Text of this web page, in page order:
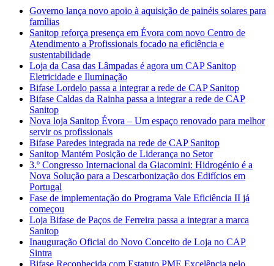
Governo lança novo apoio à aquisição de painéis solares para
famílias
Sanitop reforça presença em Évora com novo Centro de
Atendimento a Profissionais focado na eficiência e
sustentabilidade
Loja da Casa das Lâmpadas é agora um CAP Sanitop
Eletricidade e Iluminação
Bifase Lordelo passa a integrar a rede de CAP Sanitop
Bifase Caldas da Rainha passa a integrar a rede de CAP
Sanitop
Nova loja Sanitop Évora – Um espaço renovado para melhor
servir os profissionais
Bifase Paredes integrada na rede de CAP Sanitop
Sanitop Mantém Posição de Liderança no Setor
3.º Congresso Internacional da Giacomini: Hidrogénio é a
Nova Solução para a Descarbonização dos Edifícios em
Portugal
Fase de implementação do Programa Vale Eficiência II já
começou
Loja Bifase de Paços de Ferreira passa a integrar a marca
Sanitop
Inauguração Oficial do Novo Conceito de Loja no CAP
Sintra
Bifase Reconhecida com Estatuto PME Excelência pelo